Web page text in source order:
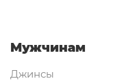
Мужчинам
Джинсы